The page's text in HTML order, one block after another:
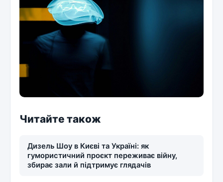
Читайте також
Дизель Шоу в Києві та Україні: як
гумористичний проєкт переживає війну,
збирає зали й підтримує глядачів